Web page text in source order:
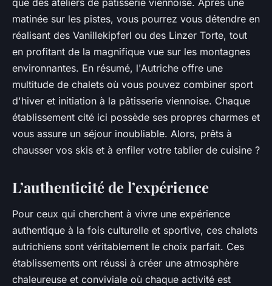
matinée sur les pistes, vous pourrez vous détendre en
réalisant des Vanillekipferl ou des Linzer Torte, tout
en profitant de la magnifique vue sur les montagnes
environnantes. En résumé, l'Autriche offre une
multitude de chalets où vous pouvez combiner sport
d'hiver et initiation à la pâtisserie viennoise. Chaque
établissement cité ici possède ses propres charmes et
vous assure un séjour inoubliable. Alors, prêts à
chausser vos skis et à enfiler votre tablier de cuisine ?
L’authenticité de l’expérience
Pour ceux qui cherchent à vivre une expérience
authentique à la fois culturelle et sportive, ces chalets
autrichiens sont véritablement le choix parfait. Ces
établissements ont réussi à créer une atmosphère
chaleureuse et conviviale où chaque activité est